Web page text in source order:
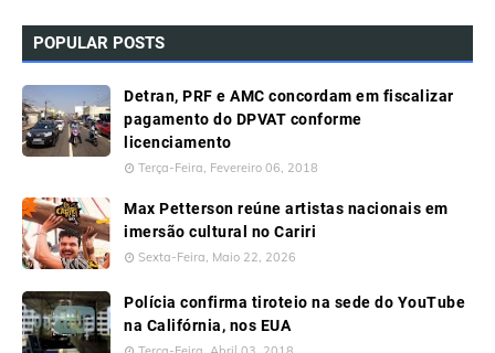
POPULAR POSTS
Detran, PRF e AMC concordam em fiscalizar
pagamento do DPVAT conforme
licenciamento
Terça-Feira, Fevereiro 06, 2018
Max Petterson reúne artistas nacionais em
imersão cultural no Cariri
Sexta-Feira, Maio 22, 2026
Polícia confirma tiroteio na sede do YouTube
na Califórnia, nos EUA